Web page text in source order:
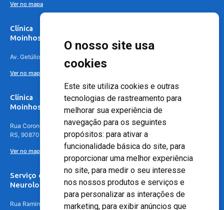
O nosso site usa
cookies
Este site utiliza cookies e outras
tecnologias de rastreamento para
melhorar sua experiência de
navegação para os seguintes
propósitos: para ativar a
funcionalidade básica do site, para
proporcionar uma melhor experiência
no site, para medir o seu interesse
nos nossos produtos e serviços e
para personalizar as interações de
marketing, para exibir anúncios que
Ver no mapa
Clínica
Moinhos de Vento Canoas
Av. Getúlio Vargas, 4841 – Centro, Canoas – RS, 92010-010
Ver no mapa
Clínica
Moinhos de Vento - Teresópolis
Rua Coronel Aparício Borges, 250 - 3º andar - Teresópolis, Porto Alegre -
RS, 90870-016
Ver no mapa
Serviço de
Neurologia
Rua Ramiro Barcelos, 630 – 5º andar – Floresta, Porto Alegre – RS,